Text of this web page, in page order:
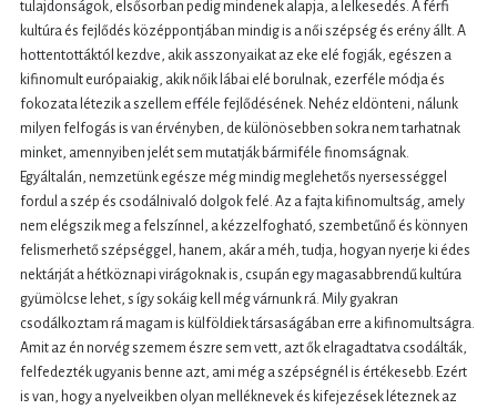
tulajdonságok, elsősorban pedig mindenek alapja, a lelkesedés. A férfi
kultúra és fejlődés középpontjában mindig is a női szépség és erény állt. A
hottentottáktól kezdve, akik asszonyaikat az eke elé fogják, egészen a
kifinomult európaiakig, akik nőik lábai elé borulnak, ezerféle módja és
fokozata létezik a szellem efféle fejlődésének. Nehéz eldönteni, nálunk
milyen felfogás is van érvényben, de különösebben sokra nem tarhatnak
minket, amennyiben jelét sem mutatják bármiféle finomságnak.
Egyáltalán, nemzetünk egésze még mindig meglehetős nyersességgel
fordul a szép és csodálnivaló dolgok felé. Az a fajta kifinomultság, amely
nem elégszik meg a felszínnel, a kézzelfogható, szembetűnő és könnyen
felismerhető szépséggel, hanem, akár a méh, tudja, hogyan nyerje ki édes
nektárját a hétköznapi virágoknak is, csupán egy magasabbrendű kultúra
gyümölcse lehet, s így sokáig kell még várnunk rá. Mily gyakran
csodálkoztam rá magam is külföldiek társaságában erre a kifinomultságra.
Amit az én norvég szemem észre sem vett, azt ők elragadtatva csodálták,
felfedezték ugyanis benne azt, ami még a szépségnél is értékesebb. Ezért
is van, hogy a nyelveikben olyan melléknevek és kifejezések léteznek az